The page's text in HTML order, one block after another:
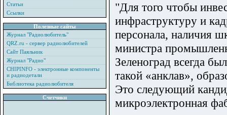
Статьи
Ссылки
Полезные сайты
Журнал "Радиолюбитель"
QRZ.ru - сервер радиолюбителей
Сайт Паяльник
Журнал "Радио"
CHIPINFO - электронные компоненты
и радиодетали
Библиотека радиолюбителя
Счетчики
"Для того чтобы
инфраструктуру и
персонала, наличия
министра
Зеленоград всегда
такой «анклав»,
Это следующий
микроэлектронная